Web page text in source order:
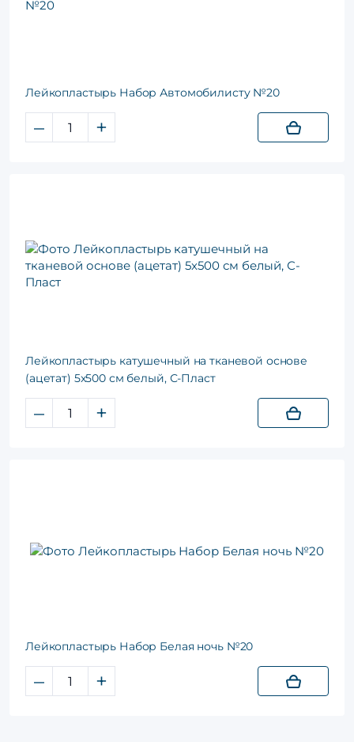
Лейкопластырь Набор Автомобилисту №20
– +
Лейкопластырь катушечный на тканевой основе
(ацетат) 5x500 см белый, С-Пласт
– +
Лейкопластырь Набор Белая ночь №20
– +